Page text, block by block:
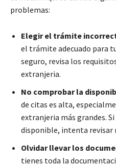
problemas:
Elegir el trámite
el trámite adecuado para
seguro, revisa los
extranjeria.
No comprobar la
de citas es alta,
extranjeria más grandes.
disponible, intenta revisar
Olvidar llevar los
tienes toda la